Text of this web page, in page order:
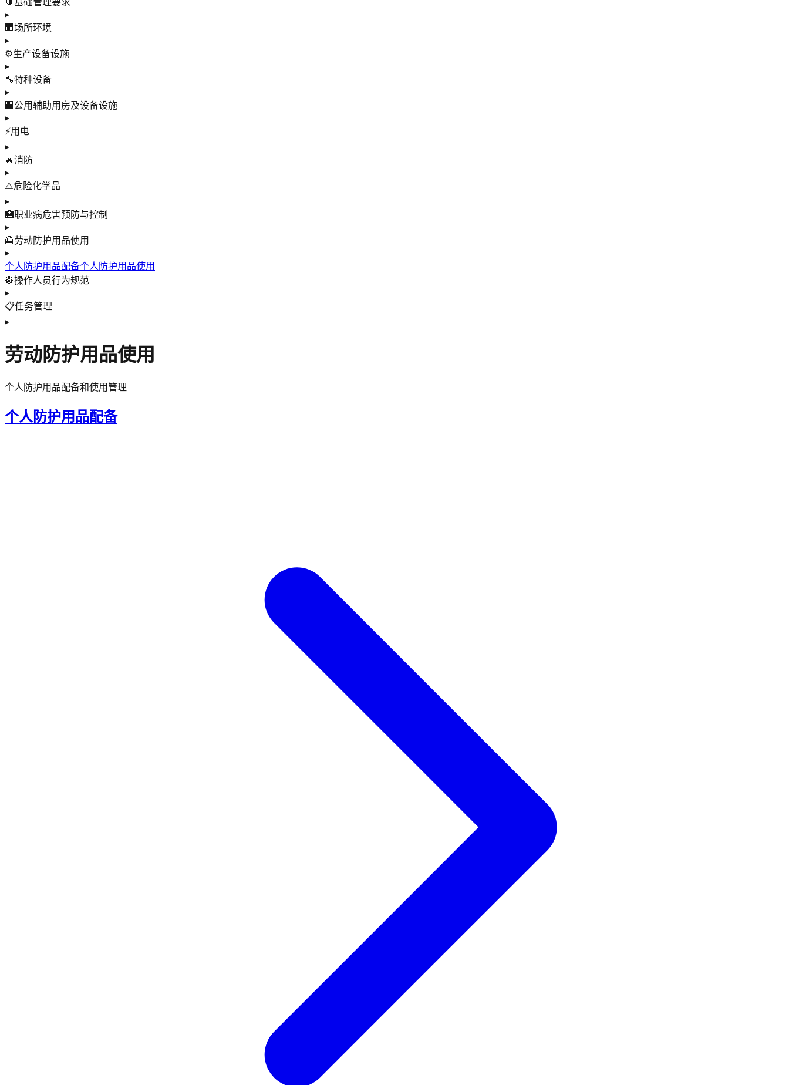
▸
🏢 场所环境
▸
⚙️生产设备设施
▸
🔧特种设备
▸
🏢 公用辅助用房及设备设施
▸
⚡用电
▸
🔥消防
▸
⚠️危险化学品
▸
🏥职业病危害预防与控制
▸
🦺劳动防护用品使用
▸
个人防护用品配备个人防护用品使用
👷操作人员行为规范
▸
📋任务管理
▸
劳动防护用品使用
个人防护用品配备和使用管理
个人防护用品配备